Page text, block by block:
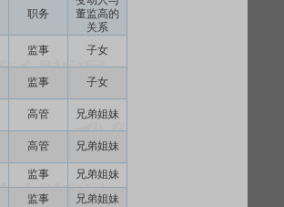
职务
董监高的
关系
监事
子女
监事
子女
高管
兄弟姐妹
高管 兄弟姐妹
监事
兄弟姐妹
监事
兄弟姐妹